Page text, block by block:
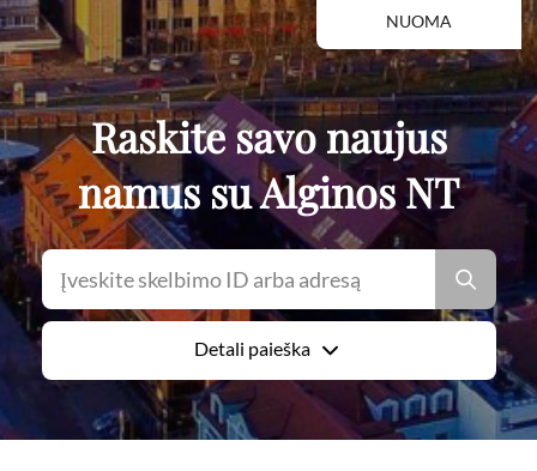
NUOMA
Raskite savo naujus
namus su Alginos NT
Detali paieška